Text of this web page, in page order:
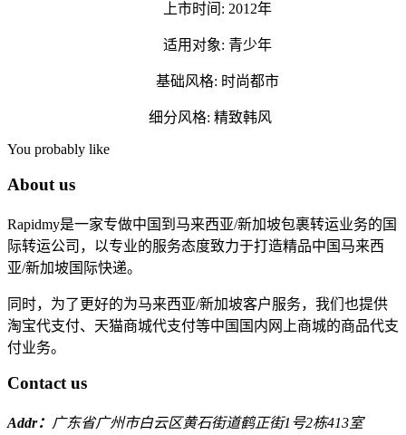
上市时间: 2012年
适用对象: 青少年
基础风格: 时尚都市
细分风格: 精致韩风
You probably like
About us
Rapidmy是一家专做中国到马来西亚/新加坡包裹转运业务的国
际转运公司，以专业的服务态度致力于打造精品中国马来西
亚/新加坡国际快递。
同时，为了更好的为马来西亚/新加坡客户服务，我们也提供
淘宝代支付、天猫商城代支付等中国国内网上商城的商品代支
付业务。
Contact us
Addr： 广东省广州市白云区黄石街道鹤正街1号2栋413室